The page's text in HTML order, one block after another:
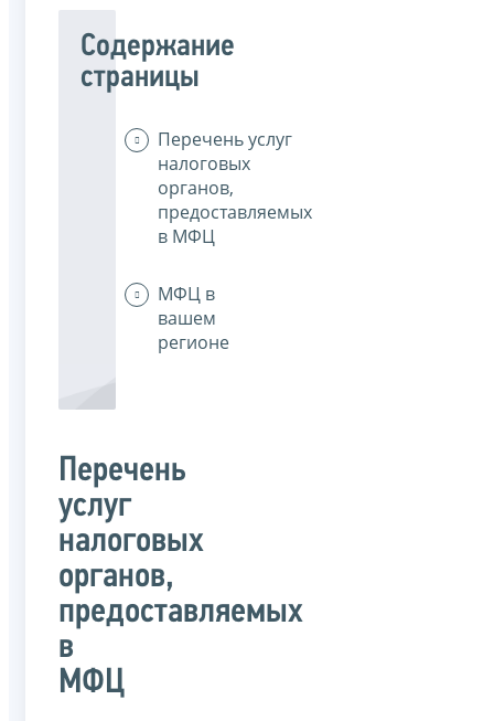
Содержание
страницы
Перечень услуг
налоговых
органов,
предоставляемых
в МФЦ
МФЦ в
вашем
регионе
Перечень
услуг
налоговых
органов,
предоставляемых
в
МФЦ